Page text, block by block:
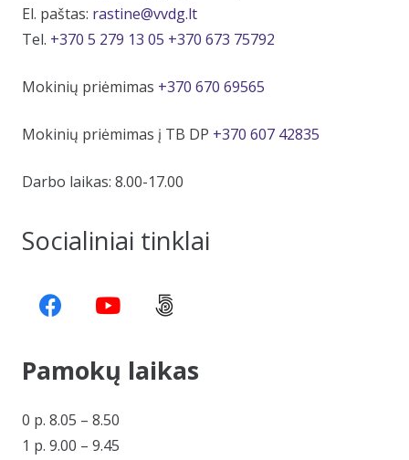
El. paštas: rastine@vvdg.lt
Tel. +370 5 279 13 05 +370 673 75792
Mokinių priėmimas +370 670 69565
Mokinių priėmimas į TB DP +370 607 42835
Darbo laikas: 8.00-17.00
Socialiniai tinklai
Pamokų laikas
0 p. 8.05 – 8.50
1 p. 9.00 – 9.45